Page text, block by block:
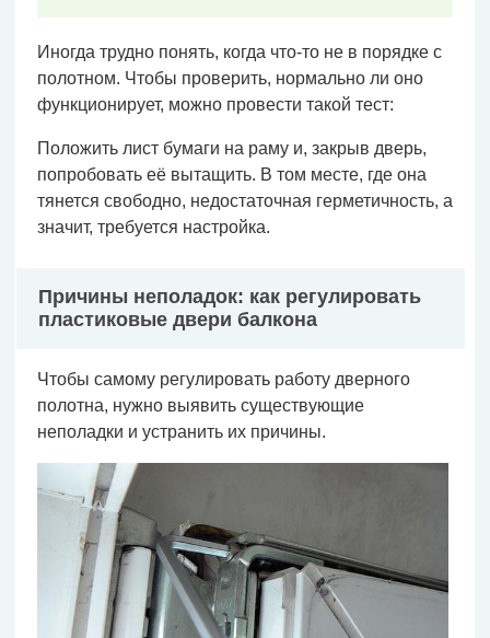
Иногда трудно понять, когда что-то не в порядке с
полотном. Чтобы проверить, нормально ли оно
функционирует, можно провести такой тест:
Положить лист бумаги на раму и, закрыв дверь,
попробовать её вытащить. В том месте, где она
тянется свободно, недостаточная герметичность, а
значит, требуется настройка.
Причины неполадок: как регулировать
пластиковые двери балкона
Чтобы самому регулировать работу дверного
полотна, нужно выявить существующие
неполадки и устранить их причины.